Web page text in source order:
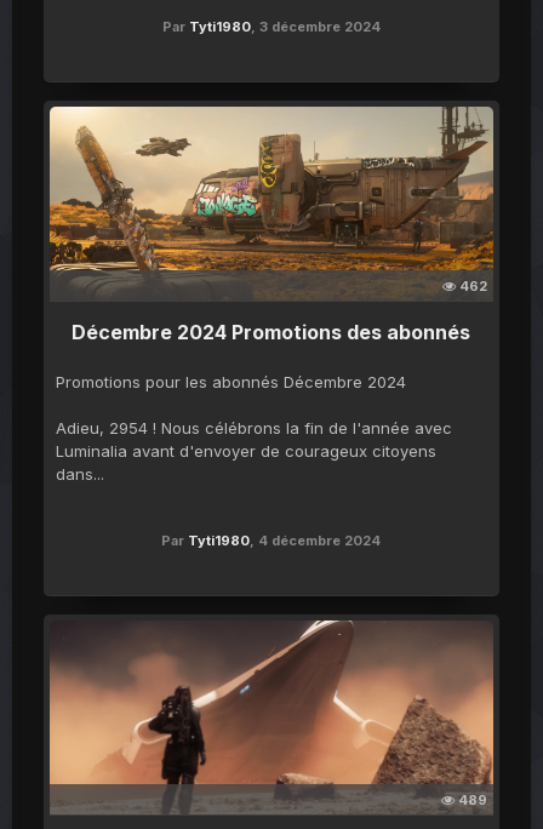
Par Tyti1980, 3 décembre 2024
462
Décembre 2024 Promotions des abonnés
Promotions pour les abonnés Décembre 2024
Adieu, 2954 ! Nous célébrons la fin de l'année avec
Luminalia avant d'envoyer de courageux citoyens
dans...
Par Tyti1980, 4 décembre 2024
489